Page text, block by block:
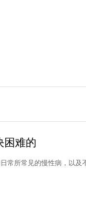
困难的
常所常见的慢性病，以及